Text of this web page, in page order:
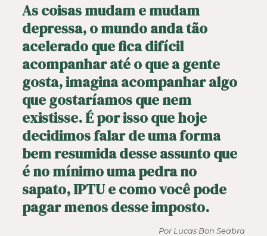
As coisas mudam e mudam
depressa, o mundo anda tão
acelerado que fica difícil
acompanhar até o que a gente
gosta, imagina acompanhar algo
que gostaríamos que nem
existisse. É por isso que hoje
decidimos falar de uma forma
bem resumida desse assunto que
é no mínimo uma pedra no
sapato, IPTU e como você pode
pagar menos desse imposto.
Por Lucas Bon Seabra